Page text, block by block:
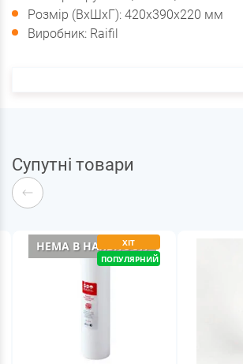
Розмір (ВхШхГ): 420х390х220 мм
Виробник: Raifil
Супутні товари
НЕМА В НАЯВНОСТІ
ХІТ
ПОПУЛЯРНИЙ